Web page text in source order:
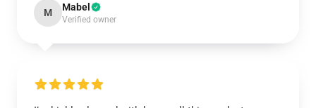
M Mabel
Verified owner